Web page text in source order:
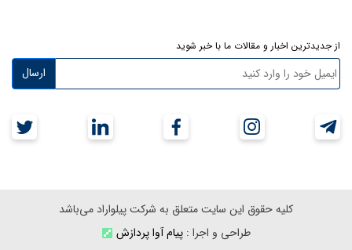
از جدیدترین اخبار و مقالات ما با خبر شوید
ارسال
کلیه حقوق این سایت متعلق به شرکت پیلواراد می‌باشد
طراحی و اجرا :پیام آوا پردازش